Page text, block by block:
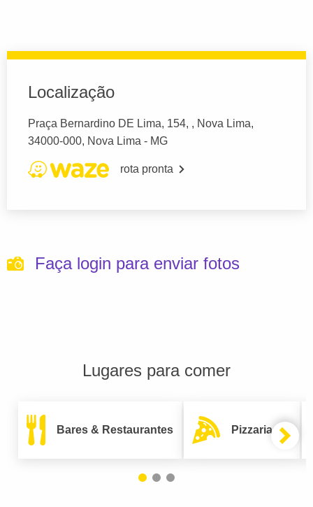
Localização
Praça Bernardino DE Lima, 154, , Nova Lima,
34000-000, Nova Lima - MG
rota pronta
Faça login para enviar fotos
Lugares para comer
Bares & Restaurantes Pizzarias